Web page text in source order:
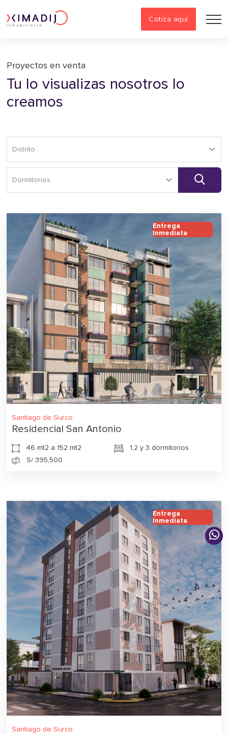
Cotiza aquí
Proyectos en venta
Tu lo visualizas nosotros lo
creamos
Entrega
Inmediata
Santiago de Surco
Residencial San Antonio
46 mt2 a 152 mt2
1,2 y 3 dormitorios
S/ 395,500
Entrega
Inmediata
Santiago de Surco